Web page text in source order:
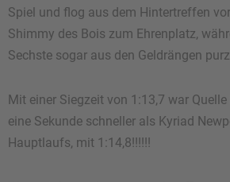
Spiel und flog aus dem Hintertreffen
Shimmy des Bois zum Ehrenplatz,
Sechste sogar aus den Geldrängen
Mit einer Siegzeit von 1:13,7 war
eine Sekunde schneller als Kyriad
Hauptlaufs, mit 1:14,8!!!!!!